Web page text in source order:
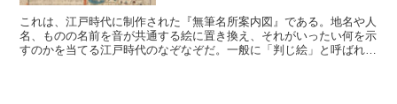
これは、江戸時代に制作された『無筆名所案内図』である。地名や人
名、ものの名前を音が共通する絵に置き換え、それがいったい何を示
すのかを当てる江戸時代のなぞなぞだ。一般に「判じ絵」と呼ばれ